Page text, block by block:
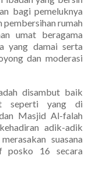
bagi pemeluknya
rumah
umat beragama
yang damai serta
dan moderasi
disambut baik
seperti yang di
Masjid Al-falah
adik-adik
suasana
posko 16 secara